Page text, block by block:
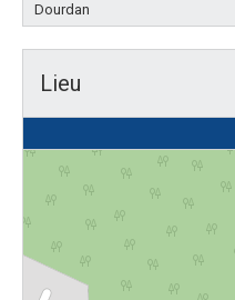
Dourdan
Lieu